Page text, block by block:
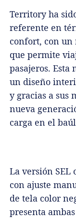
Territory ha
referente en
confort, con
que permite
pasajeros. Esta
un diseño
y gracias a sus
nueva
carga en el
La versión SEL
con ajuste
de tela color
presenta